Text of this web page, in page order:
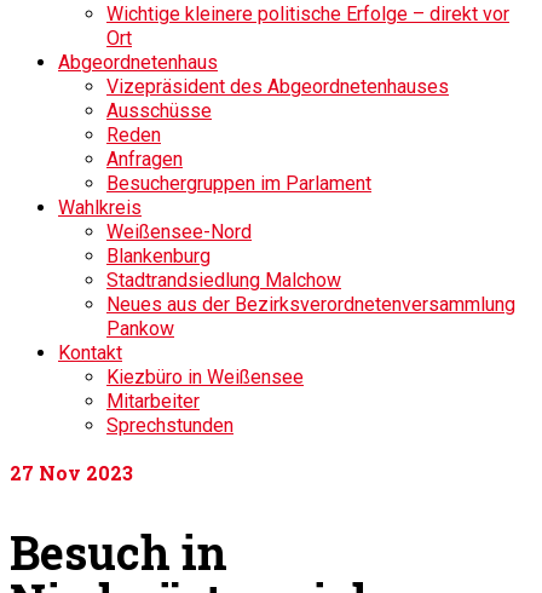
Wichtige kleinere politische Erfolge – direkt vor
Ort
Abgeordnetenhaus
Vizepräsident des Abgeordnetenhauses
Ausschüsse
Reden
Anfragen
Besuchergruppen im Parlament
Wahlkreis
Weißensee-Nord
Blankenburg
Stadtrandsiedlung Malchow
Neues aus der Bezirksverordnetenversammlung
Pankow
Kontakt
Kiezbüro in Weißensee
Mitarbeiter
Sprechstunden
27 Nov 2023
Besuch in